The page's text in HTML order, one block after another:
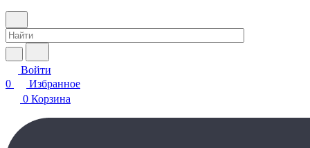
Войти
0
Избранное
0 Корзина